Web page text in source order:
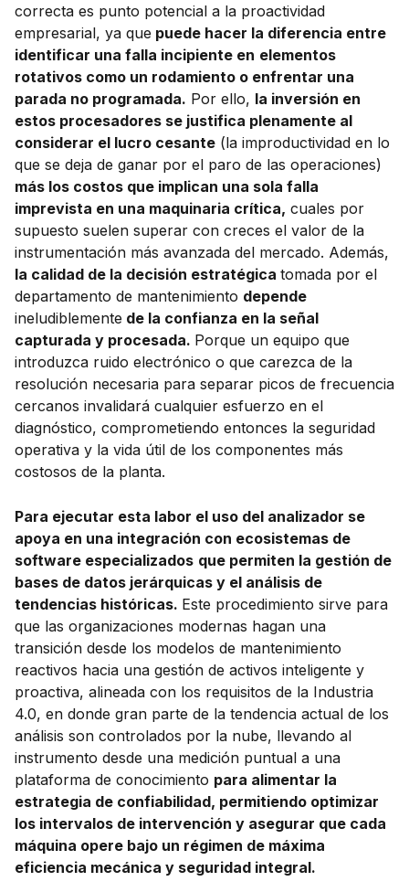
correcta es punto potencial a la proactividad
empresarial, ya que puede hacer la diferencia entre
identificar una falla incipiente en elementos
rotativos como un rodamiento o enfrentar una
parada no programada. Por ello, la inversión en
estos procesadores se justifica plenamente al
considerar el lucro cesante (la improductividad en lo
que se deja de ganar por el paro de las operaciones)
más los costos que implican una sola falla
imprevista en una maquinaria crítica, cuales por
supuesto suelen superar con creces el valor de la
instrumentación más avanzada del mercado. Además,
la calidad de la decisión estratégica tomada por el
departamento de mantenimiento depende
ineludiblemente de la confianza en la señal
capturada y procesada. Porque un equipo que
introduzca ruido electrónico o que carezca de la
resolución necesaria para separar picos de frecuencia
cercanos invalidará cualquier esfuerzo en el
diagnóstico, comprometiendo entonces la seguridad
operativa y la vida útil de los componentes más
costosos de la planta.
Para ejecutar esta labor el uso del analizador se
apoya en una integración con ecosistemas de
software especializados que permiten la gestión de
bases de datos jerárquicas y el análisis de
tendencias históricas. Este procedimiento sirve para
que las organizaciones modernas hagan una
transición desde los modelos de mantenimiento
reactivos hacia una gestión de activos inteligente y
proactiva, alineada con los requisitos de la Industria
4.0, en donde gran parte de la tendencia actual de los
análisis son controlados por la nube, llevando al
instrumento desde una medición puntual a una
plataforma de conocimiento para alimentar la
estrategia de confiabilidad, permitiendo optimizar
los intervalos de intervención y asegurar que cada
máquina opere bajo un régimen de máxima
eficiencia mecánica y seguridad integral.